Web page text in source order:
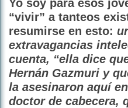
Yo soy para esos
“vivir” a tanteos
resumirse en esto:
extravagancias
cuenta, “ella dice
Hernán Gazmuri y
la asesinaron aquí
doctor de cabecera,